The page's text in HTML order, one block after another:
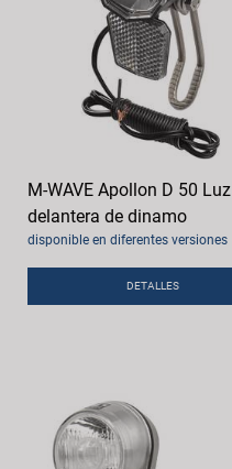
M-WAVE Apollon D 50 Luz
delantera de dinamo
disponible en diferentes versiones
DETALLES